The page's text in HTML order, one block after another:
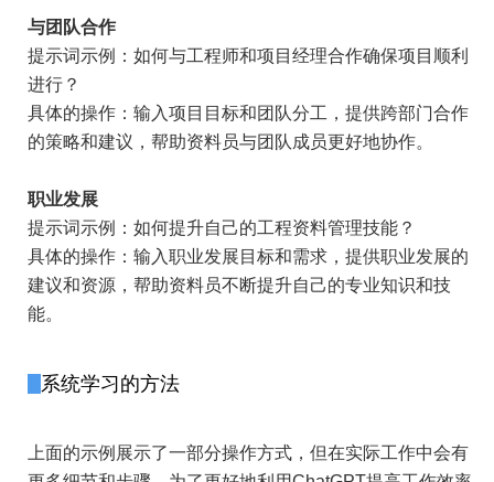
与团队合作
提示词示例：如何与工程师和项目经理合作确保项目顺利
进行？
具体的操作：输入项目目标和团队分工，提供跨部门合作
的策略和建议，帮助资料员与团队成员更好地协作。
职业发展
提示词示例：如何提升自己的工程资料管理技能？
具体的操作：输入职业发展目标和需求，提供职业发展的
建议和资源，帮助资料员不断提升自己的专业知识和技
能。
系统学习的方法
上面的示例展示了一部分操作方式，但在实际工作中会有